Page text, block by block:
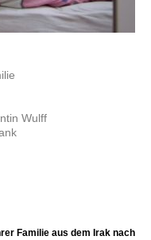
Wulff
Familie aus dem Irak nach